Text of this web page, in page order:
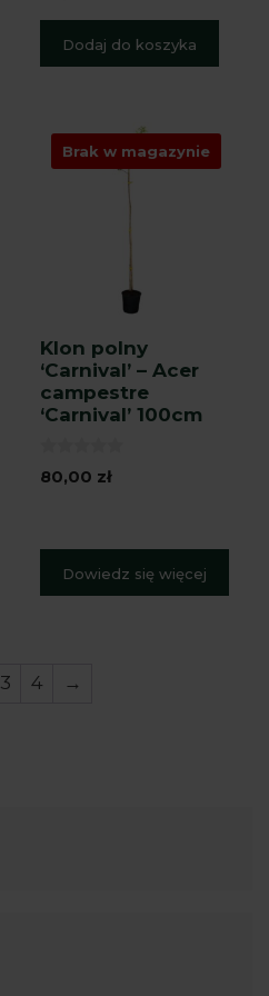
Dodaj do koszyka
Brak w magazynie
Klon polny
‘Carnival’ – Acer
campestre
‘Carnival’ 100cm
0
z
80,00 zł
Dowiedz się więcej
3 4 →